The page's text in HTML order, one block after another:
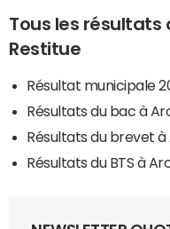
Tous les
Restitue
Résultat municipale
Résultats du bac à
Résultats du brevet
Résultats du BTS à